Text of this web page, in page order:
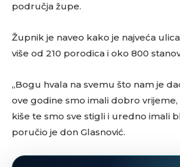
područja župe.
Župnik je naveo kako je najveća
više od 210 porodica i oko 800
„Bogu hvala na svemu što nam je
ove godine smo imali dobro
kiše te smo sve stigli i uredno imali
poručio je don Glasnović.